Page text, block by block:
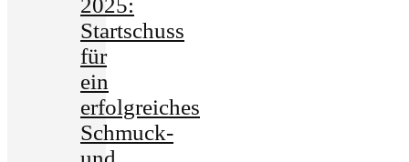
2025:
Startschuss
für
ein
erfolgreiches
Schmuck-